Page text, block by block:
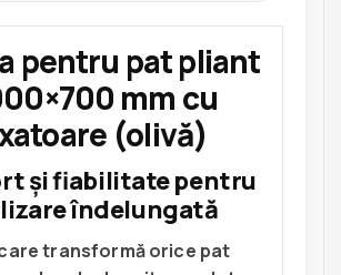
pentru pat pliant
mm cu
(olivă)
și fiabilitate pentru
îndelungată
transformă orice pat